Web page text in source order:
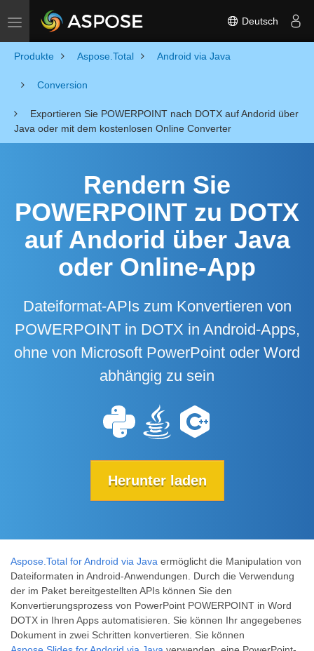
Toggle navigation Deutsch
Produkte Aspose.Total Android via Java
Conversion
Exportieren Sie POWERPOINT nach DOTX auf Andorid über
Java oder mit dem kostenlosen Online Converter
Rendern Sie
POWERPOINT zu DOTX
auf Andorid über Java
oder Online-App
Dateiformat-APIs zum Konvertieren von
POWERPOINT in DOTX in Android-Apps,
ohne von Microsoft PowerPoint oder Word
abhängig zu sein
Herunter laden
Aspose.Total for Android via Java ermöglicht die Manipulation von
Dateiformaten in Android-Anwendungen. Durch die Verwendung
der im Paket bereitgestellten APIs können Sie den
Konvertierungsprozess von PowerPoint POWERPOINT in Word
DOTX in Ihren Apps automatisieren. Sie können Ihr angegebenes
Dokument in zwei Schritten konvertieren. Sie können